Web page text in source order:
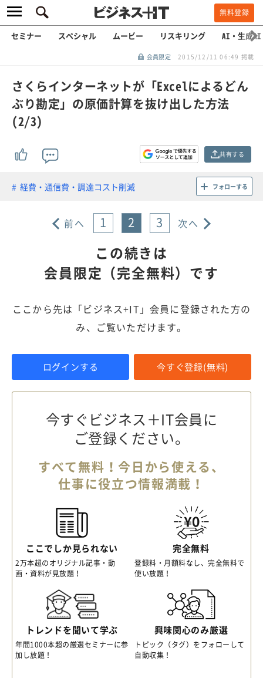
無料登録
セミナー スペシャル ムービー リスキリング AI・生成AI
会員限定 2015/12/11 06:49 掲載
さくらインターネットが「Excelによるどん
ぶり勘定」の原価計算を抜け出した方法
(2/3)
共有する
経費・通信費・調達コスト削減 フォローする
前へ 1 2 3 次へ
この続きは
会員限定（完全無料）です
ここから先は「ビジネス+IT」会員に登録された方の
み、ご覧いただけます。
ログインする 今すぐ登録(無料)
今すぐビジネス＋IT会員に
ご登録ください。
すべて無料！今日から使える、
仕事に役立つ情報満載！
ここでしか見られない
2万本超のオリジナル記事・動
画・資料が見放題！
完全無料
登録料・月額料なし、完全無料で
使い放題！
トレンドを聞いて学ぶ
年間1000本超の厳選セミナーに参
加し放題！
興味関心のみ厳選
トピック（タグ）をフォローして
自動収集！